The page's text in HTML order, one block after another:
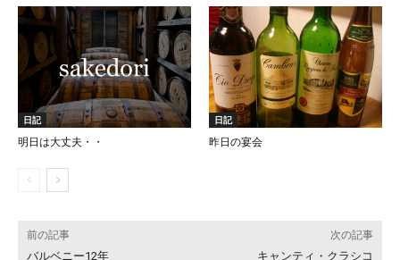
日記
明日は大丈夫・・
日記
昨日の宴会
前の記事
バルベニー12年
次の記事
キャンティ・クラシコ